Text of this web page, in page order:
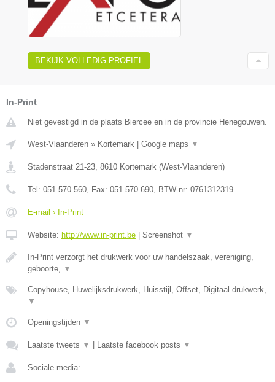
BEKIJK VOLLEDIG PROFIEL
In-Print
Niet gevestigd in de plaats Biercee en in de provincie Henegouwen.
West-Vlaanderen » Kortemark Google maps ▼
Stadenstraat 21-23, 8610 Kortemark (West-Vlaanderen)
Tel: 051 570 560, Fax: 051 570 690, BTW-nr: 0761312319
E-mail › In-Print
Website: http://www.in-print.be Screenshot ▼
In-Print verzorgt het drukwerk voor uw handelszaak, vereniging,
geboorte, ▼
Copyhouse, Huwelijksdrukwerk, Huisstijl, Offset, Digitaal drukwerk,
▼
Openingstijden ▼
Laatste tweets ▼ Laatste facebook posts ▼
Sociale media: